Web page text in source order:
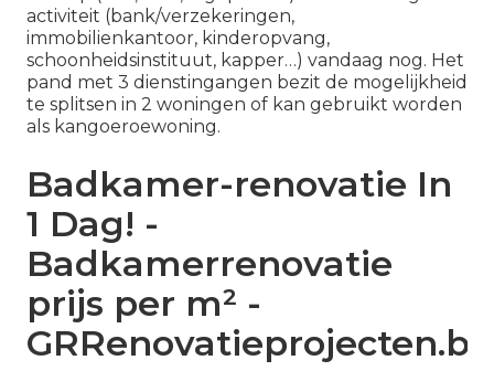
activiteit (bank/verzekeringen,
immobilienkantoor, kinderopvang,
schoonheidsinstituut, kapper…) vandaag nog. Het
pand met 3 dienstingangen bezit de mogelijkheid
te splitsen in 2 woningen of kan gebruikt worden
als kangoeroewoning.
Badkamer-renovatie In
1 Dag! -
Badkamerrenovatie
prijs per m² -
GRRenovatieprojecten.be